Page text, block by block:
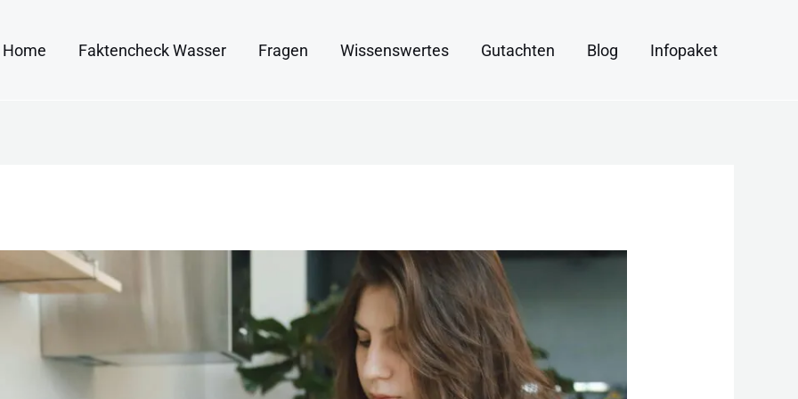
Home Faktencheck Wasser Fragen Wissenswertes Gutachten Blog Infopaket